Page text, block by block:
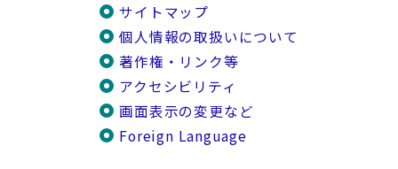
サイトマップ
個人情報の取扱いについて
著作権・リンク等
アクセシビリティ
画面表示の変更など
Foreign Language